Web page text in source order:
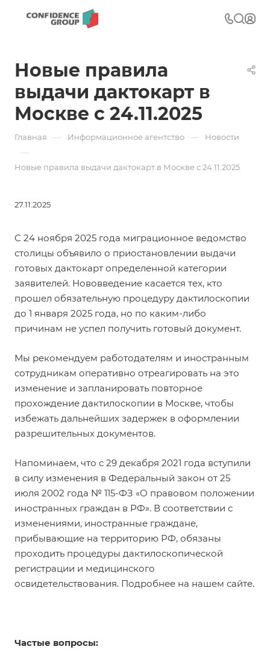
Новые правила
выдачи дактокарт в
Москве с 24.11.2025
Главная — Информационное агентство — Новости
—
Новые правила выдачи дактокарт в Москве с 24.11.2025
27.11.2025
С 24 ноября 2025 года миграционное ведомство
столицы объявило о приостановлении выдачи
готовых дактокарт определенной категории
заявителей. Нововведение касается тех, кто
прошел обязательную процедуру дактилоскопии
до 1 января 2025 года, но по каким-либо
причинам не успел получить готовый документ.
Мы рекомендуем работодателям и иностранным
сотрудникам оперативно отреагировать на это
изменение и запланировать повторное
прохождение дактилоскопии в Москве, чтобы
избежать дальнейших задержек в оформлении
разрешительных документов.
Напоминаем, что с 29 декабря 2021 года вступили
в силу изменения в Федеральный закон от 25
июля 2002 года № 115-ФЗ «О правовом положении
иностранных граждан в РФ». В соответствии с
изменениями, иностранные граждане,
прибывающие на территорию РФ, обязаны
проходить процедуры дактилоскопической
регистрации и медицинского
освидетельствования. Подробнее на нашем сайте.
Частые вопросы: